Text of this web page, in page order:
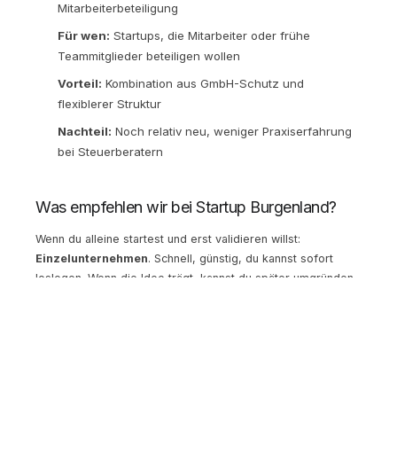
Mitarbeiterbeteiligung
Für wen: Startups, die Mitarbeiter oder frühe
Teammitglieder beteiligen wollen
Vorteil: Kombination aus GmbH-Schutz und
flexiblerer Struktur
Nachteil: Noch relativ neu, weniger Praxiserfahrung
bei Steuerberatern
Was empfehlen wir bei Startup Burgenland?
Wenn du alleine startest und erst validieren willst:
Einzelunternehmen. Schnell, günstig, du kannst sofort
loslegen. Wenn die Idee trägt, kannst du später umgründen.